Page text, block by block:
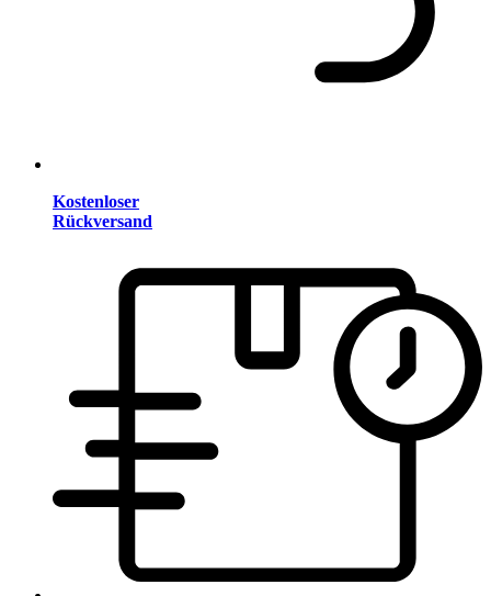
Kostenloser
Rückversand